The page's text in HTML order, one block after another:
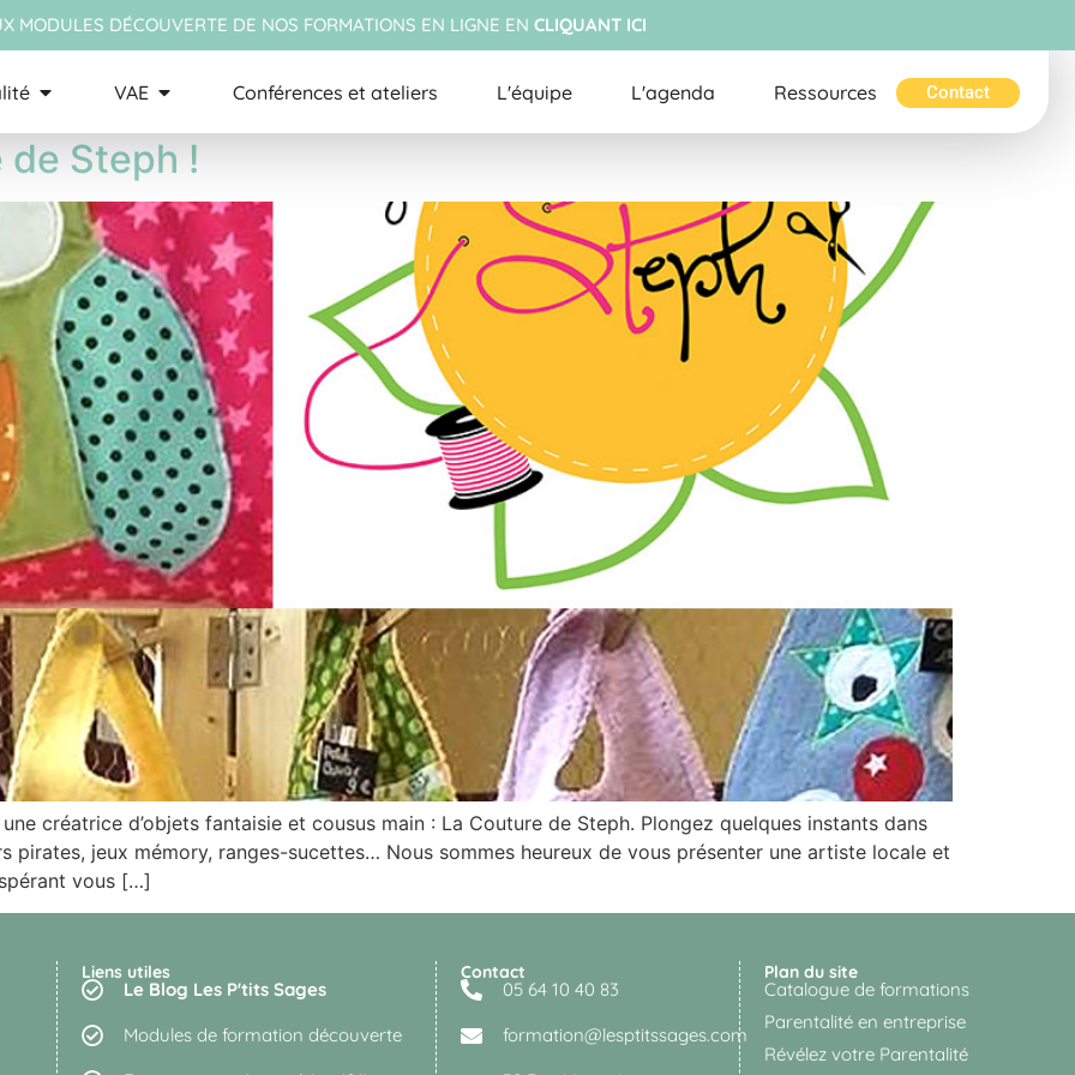
MODULES DÉCOUVERTE DE NOS FORMATIONS EN LIGNE EN CLIQUANT ICI
VAE Conférences et ateliers L'équipe L'agenda Ressources Contact
de Steph !
créatrice d’objets fantaisie et cousus main : La Couture de Steph. Plongez quelques instants dans
pirates, jeux mémory, ranges-sucettes… Nous sommes heureux de vous présenter une artiste locale et
vous […]
Liens utiles
Le Blog Les P'tits Sages
Modules de formation découverte
Contact
05 64 10 40 83
formation@lesptitssages.com
Plan du site
Catalogue de formations
Parentalité en entreprise
Révélez votre Parentalité